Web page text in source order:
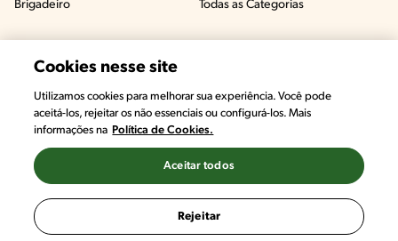
Brigadeiro
Todas as Categorias
Cookies nesse site
Utilizamos cookies para melhorar sua experiência. Você pode
aceitá-los, rejeitar os não essenciais ou configurá-los. Mais
informações na Política de Cookies.
Rejeitar
Aceitar todos